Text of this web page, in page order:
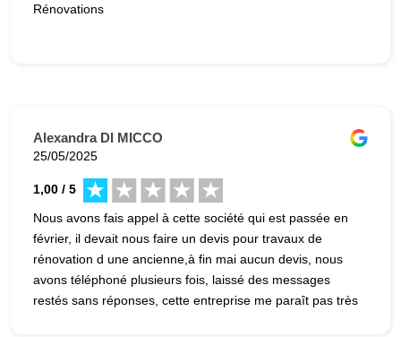
Rénovations
Alexandra DI MICCO
25/05/2025
1,00 / 5
Nous avons fais appel à cette société qui est passée en
février, il devait nous faire un devis pour travaux de
rénovation d une ancienne,à fin mai aucun devis, nous
avons téléphoné plusieurs fois, laissé des messages
restés sans réponses, cette entreprise me paraît pas très